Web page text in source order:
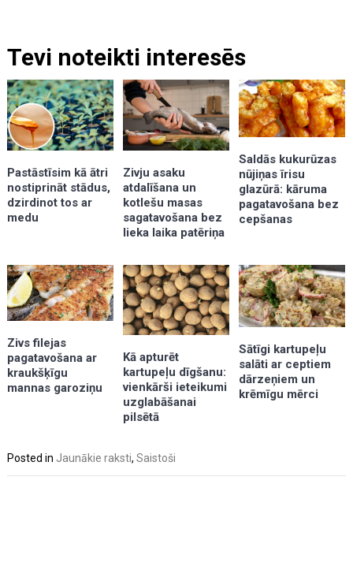
Tevi noteikti interesēs
Pastāstīsim kā ātri
nostiprināt stādus,
dzirdinot tos ar
medu
Zivju asaku
atdalīšana un
kotlešu masas
sagatavošana bez
lieka laika patēriņa
Saldās kukurūzas
nūjiņas īrisu
glazūrā: kāruma
pagatavošana bez
cepšanas
Zivs filejas
pagatavošana ar
kraukšķīgu
mannas garoziņu
Kā apturēt
kartupeļu dīgšanu:
vienkārši ieteikumi
uzglabāšanai
pilsētā
Sātīgi kartupeļu
salāti ar ceptiem
dārzeņiem un
krēmīgu mērci
Posted in Jaunākie raksti,Saistoši